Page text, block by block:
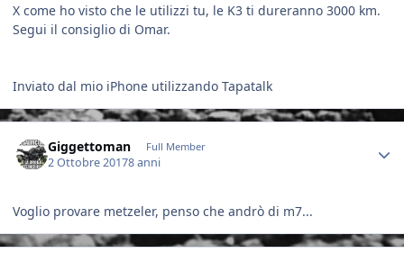
X come ho visto che le utilizzi tu, le K3 ti dureranno 3000 km.
Segui il consiglio di Omar.
Inviato dal mio iPhone utilizzando Tapatalk
Giggettoman Full Member
2 Ottobre 20178 anni
Voglio provare metzeler, penso che andrò di m7...